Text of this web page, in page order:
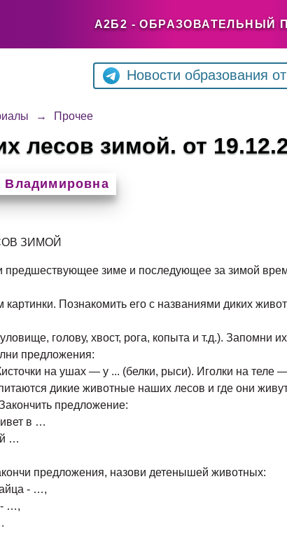
А2Б2 - ОБРАЗОВАТЕЛЬНЫЙ
Новости образования
→ Прочее
лесов зимой. от
Владимировна
ЗИМОЙ
предшествующее зиме и последующее за зимой
картинки. Познакомить его с названиями диких
голову, хвост, рога, копыта и т.д.). Запомни
предложения:
на ушах — у ... (белки, рыси). Иголки на теле
дикие животные наших лесов и где они
предложение:
в …
…
предложения, назови детенышей животных:
- …,
- …,